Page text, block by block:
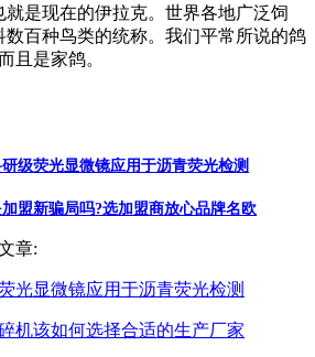
是现在的伊拉克。世界各地广泛饲
数百种鸟类的统称。我们平常所说的鸽
且是家鸽。
级荧光显微镜应用于沥青荧光检测
盟新骗局吗?选加盟商放心品牌名欧
章:
光显微镜应用于沥青荧光检测
机该如何选择合适的生产厂家